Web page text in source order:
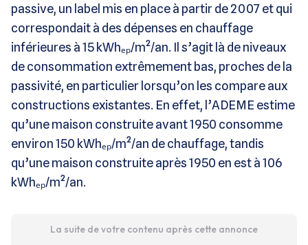
passive, un label mis en place à partir de 2007 et qui
correspondait à des dépenses en chauffage
inférieures à 15 kWhₑₚ/m²/an. Il s’agit là de niveaux
de consommation extrêmement bas, proches de la
passivité, en particulier lorsqu’on les compare aux
constructions existantes. En effet, l’ADEME estime
qu’une maison construite avant 1950 consomme
environ 150 kWhₑₚ/m²/an de chauffage, tandis
qu’une maison construite après 1950 en est à 106
kWhₑₚ/m²/an.
La suite de votre contenu après cette annonce